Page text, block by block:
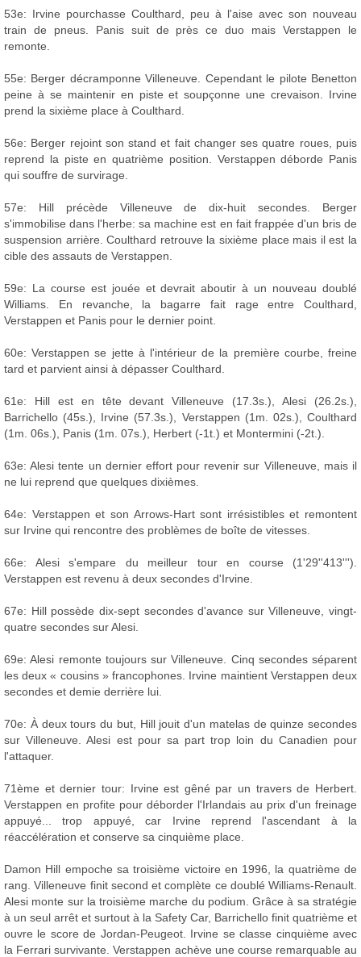
53e: Irvine pourchasse Coulthard, peu à l'aise avec son nouveau
train de pneus. Panis suit de près ce duo mais Verstappen le
remonte.
55e: Berger décramponne Villeneuve. Cependant le pilote Benetton
peine à se maintenir en piste et soupçonne une crevaison. Irvine
prend la sixième place à Coulthard.
56e: Berger rejoint son stand et fait changer ses quatre roues, puis
reprend la piste en quatrième position. Verstappen déborde Panis
qui souffre de survirage.
57e: Hill précède Villeneuve de dix-huit secondes. Berger
s'immobilise dans l'herbe: sa machine est en fait frappée d'un bris de
suspension arrière. Coulthard retrouve la sixième place mais il est la
cible des assauts de Verstappen.
59e: La course est jouée et devrait aboutir à un nouveau doublé
Williams. En revanche, la bagarre fait rage entre Coulthard,
Verstappen et Panis pour le dernier point.
60e: Verstappen se jette à l'intérieur de la première courbe, freine
tard et parvient ainsi à dépasser Coulthard.
61e: Hill est en tête devant Villeneuve (17.3s.), Alesi (26.2s.),
Barrichello (45s.), Irvine (57.3s.), Verstappen (1m. 02s.), Coulthard
(1m. 06s.), Panis (1m. 07s.), Herbert (-1t.) et Montermini (-2t.).
63e: Alesi tente un dernier effort pour revenir sur Villeneuve, mais il
ne lui reprend que quelques dixièmes.
64e: Verstappen et son Arrows-Hart sont irrésistibles et remontent
sur Irvine qui rencontre des problèmes de boîte de vitesses.
66e: Alesi s'empare du meilleur tour en course (1'29''413''').
Verstappen est revenu à deux secondes d'Irvine.
67e: Hill possède dix-sept secondes d'avance sur Villeneuve, vingt-
quatre secondes sur Alesi.
69e: Alesi remonte toujours sur Villeneuve. Cinq secondes séparent
les deux « cousins » francophones. Irvine maintient Verstappen deux
secondes et demie derrière lui.
70e: À deux tours du but, Hill jouit d'un matelas de quinze secondes
sur Villeneuve. Alesi est pour sa part trop loin du Canadien pour
l'attaquer.
71ème et dernier tour: Irvine est gêné par un travers de Herbert.
Verstappen en profite pour déborder l'Irlandais au prix d'un freinage
appuyé... trop appuyé, car Irvine reprend l'ascendant à la
réaccélération et conserve sa cinquième place.
Damon Hill empoche sa troisième victoire en 1996, la quatrième de
rang. Villeneuve finit second et complète ce doublé Williams-Renault.
Alesi monte sur la troisième marche du podium. Grâce à sa stratégie
à un seul arrêt et surtout à la Safety Car, Barrichello finit quatrième et
ouvre le score de Jordan-Peugeot. Irvine se classe cinquième avec
la Ferrari survivante. Verstappen achève une course remarquable au